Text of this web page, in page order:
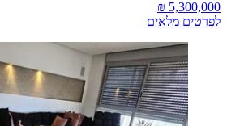
לפרטים מלאים